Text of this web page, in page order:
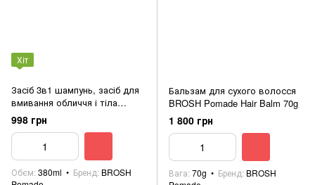
Хіт
Засіб 3в1 шампунь, засіб для
вмивання обличчя і тіла
(запаска) BROSH ALL WASH -
WOOD SEED Refill 380ml
998 грн
Обєм 380ml Бренд BROSH
Бальзам для сухого волосся
BROSH Pomade Hair Balm 70g
1 800 грн
Вага 70g Бренд BROSH